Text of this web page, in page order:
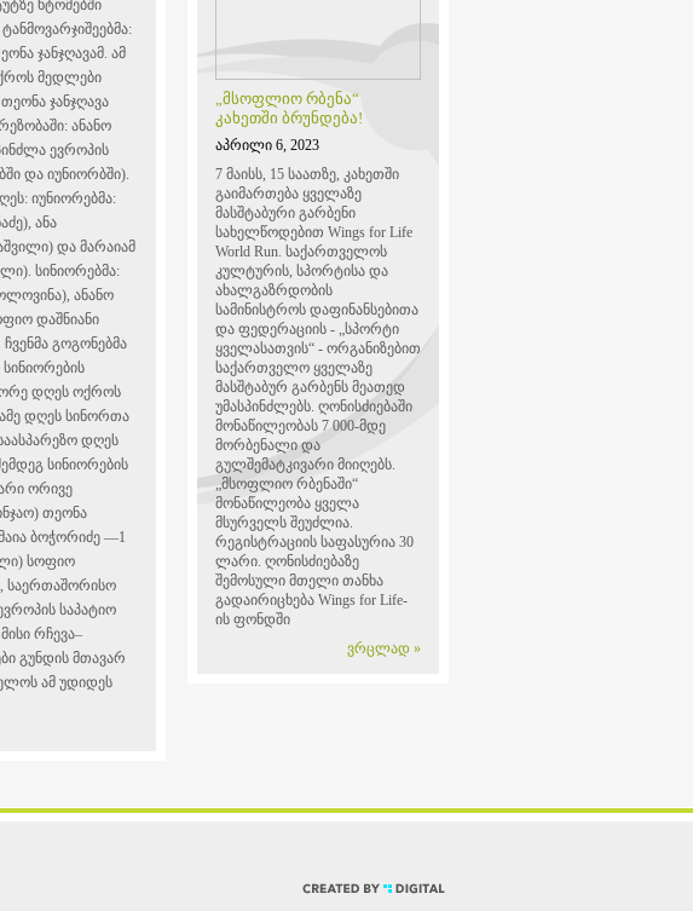
ხტომებში
ჯანჯღავამ. ამ
მედლები
ჯანჯღავა
ანანო
ევროპის
და იუნიორბში).
იუნიორებმა:
ანა
და მარაიამ
სინიორებმა:
ანანო
დაშნიანი
გოგონებმა
დღეს ოქროს
დღეს სინორთა
დღეს
სინიორების
ორივე
თეონა
ბოჭორიძე ––1
სოფიო
საერთაშორისო
საპატიო
რჩევა–
გუნდის მთავარ
ამ უდიდეს
„მსოფლიო რბენა“
კახეთში ბრუნდება!
აპრილი 6, 2023
7 მაისს, 15 საათზე, კახეთში
გაიმართება ყველაზე
მასშტაბური გარბენი
სახელწოდებით Wings for Life
World Run. საქართველოს
კულტურის, სპორტისა და
ახალგაზრდობის
სამინისტროს დაფინანსებითა
და ფედერაციის - „სპორტი
ყველასათვის“ - ორგანიზებით
საქართველო ყველაზე
მასშტაბურ გარბენს მეათედ
უმასპინძლებს. ღონისძიებაში
მონაწილეობას 7 000-მდე
მორბენალი და
გულშემატკივარი მიიღებს.
„მსოფლიო რბენაში“
მონაწილეობა ყველა
მსურველს შეუძლია.
რეგისტრაციის საფასურია 30
ლარი. ღონისძიებაზე
შემოსული მთელი თანხა
გადაირიცხება Wings for Life-
ის ფონდში
ვრცლად »